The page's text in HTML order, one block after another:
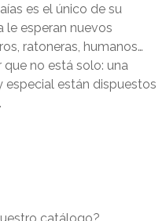
es el único de su
le esperan nuevos
ratoneras, humanos…
no está solo: una
especial están dispuestos